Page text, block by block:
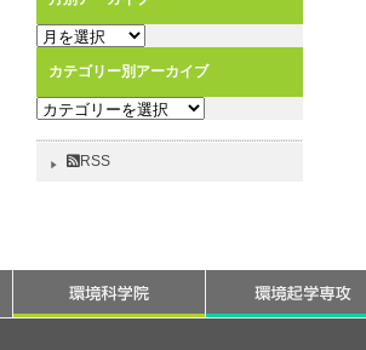
月
ー
カ
イ
カテゴリー別アーカイブ
カ
ゴ
カ
RSS